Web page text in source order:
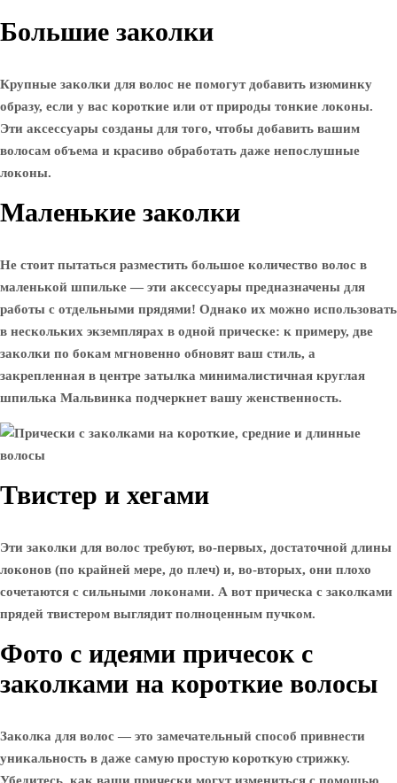
Большие заколки
Крупные заколки для волос не помогут добавить изюминку
образу, если у вас короткие или от природы тонкие локоны.
Эти аксессуары созданы для того, чтобы добавить вашим
волосам объема и красиво обработать даже непослушные
локоны.
Маленькие заколки
Не стоит пытаться разместить большое количество волос в
маленькой шпильке — эти аксессуары предназначены для
работы с отдельными прядями! Однако их можно использовать
в нескольких экземплярах в одной прическе: к примеру, две
заколки по бокам мгновенно обновят ваш стиль, а
закрепленная в центре затылка минималистичная круглая
шпилька Мальвинка подчеркнет вашу женственность.
Твистер и хегами
Эти заколки для волос требуют, во-первых, достаточной длины
локонов (по крайней мере, до плеч) и, во-вторых, они плохо
сочетаются с сильными локонами. А вот прическа с заколками
прядей твистером выглядит полноценным пучком.
Фото с идеями причесок с
заколками на короткие волосы
Заколка для волос — это замечательный способ привнести
уникальность в даже самую простую короткую стрижку.